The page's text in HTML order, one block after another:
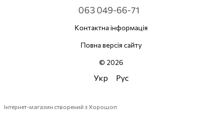
063 049-66-71
Контактна інформація
Повна версія сайту
© 2026
Укр Рус
Інтернет-магазин створений з Хорошоп